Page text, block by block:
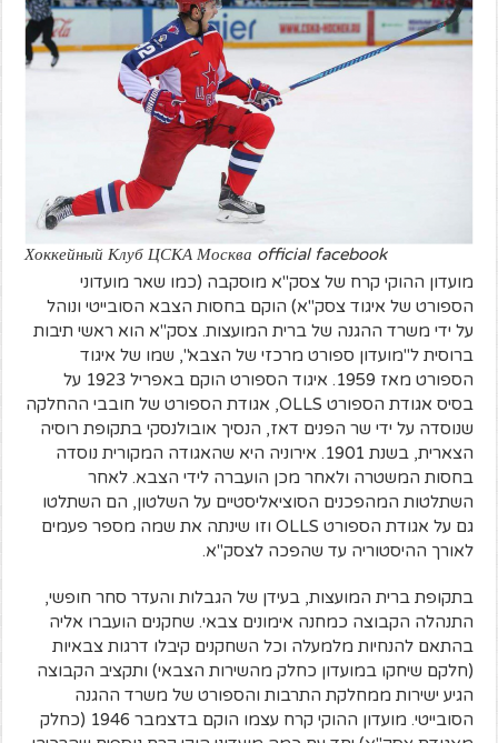
Хоккейный Клуб ЦСКА Москва official facebook
מועדון ההוקי קרח של צסק"א מוסקבה (כמו שאר מועדוני
הספורט של איגוד צסק"א) הוקם בחסות הצבא הסובייטי ונוהל
על ידי משרד ההגנה של ברית המועצות. צסק"א הוא ראשי תיבות
ברוסית ל"מועדון ספורט מרכזי של הצבא", שמו של איגוד
הספורט מאז 1959. איגוד הספורט הוקם באפריל 1923 על
בסיס אגודת הספורט OLLS, אגודת הספורט של חובבי ההחלקה
שנוסדה על ידי שר הפנים דאז, הנסיך אובולנסקי בתקופת רוסיה
הצארית, בשנת 1901. אירוניה היא שהאגודה המקורית נוסדה
בחסות המשטרה ולאחר מכן הועברה לידי הצבא. לאחר
השתלטות המהפכנים הסוציאליסטיים על השלטון, הם השתלטו
גם על אגודת הספורט OLLS וזו שינתה את שמה מספר פעמים
לאורך ההיסטוריה עד שהפכה לצסק"א.
בתקופת ברית המועצות, בעידן של הגבלות והעדר סחר חופשי,
התנהלה הקבוצה כמחנה אימונים צבאי. שחקנים הועברו אליה
בהתאם להנחיות מלמעלה וכל השחקנים קיבלו דרגות צבאיות
(חלקם שיחקו במועדון כחלק מהשירות הצבאי) ותקציב הקבוצה
הגיע ישירות ממחלקת התרבות והספורט של משרד ההגנה
הסובייטי. מועדון ההוקי קרח עצמו הוקם בדצמבר 1946 (כחלק